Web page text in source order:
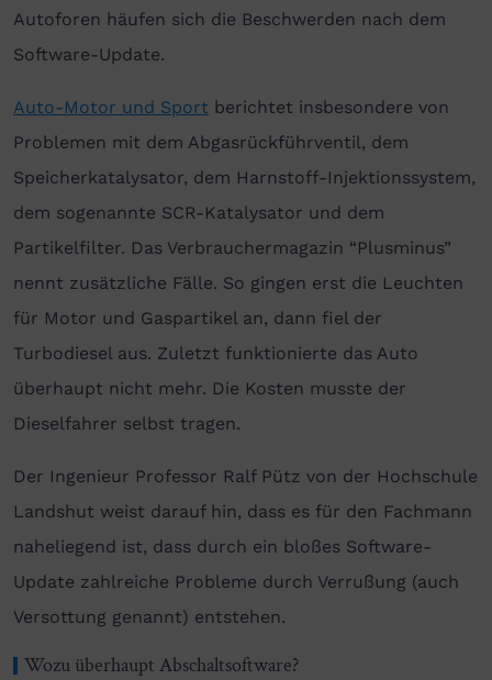
Autoforen häufen sich die Beschwerden nach dem
Software-Update.
Auto-Motor und Sport berichtet insbesondere von
Problemen mit dem Abgasrückführventil, dem
Speicherkatalysator, dem Harnstoff-Injektionssystem,
dem sogenannte SCR-Katalysator und dem
Partikelfilter. Das Verbrauchermagazin “Plusminus”
nennt zusätzliche Fälle. So gingen erst die Leuchten
für Motor und Gaspartikel an, dann fiel der
Turbodiesel aus. Zuletzt funktionierte das Auto
überhaupt nicht mehr. Die Kosten musste der
Dieselfahrer selbst tragen.
Der Ingenieur Professor Ralf Pütz von der Hochschule
Landshut weist darauf hin, dass es für den Fachmann
naheliegend ist, dass durch ein bloßes Software-
Update zahlreiche Probleme durch Verrußung (auch
Versottung genannt) entstehen.
Wozu überhaupt Abschaltsoftware?